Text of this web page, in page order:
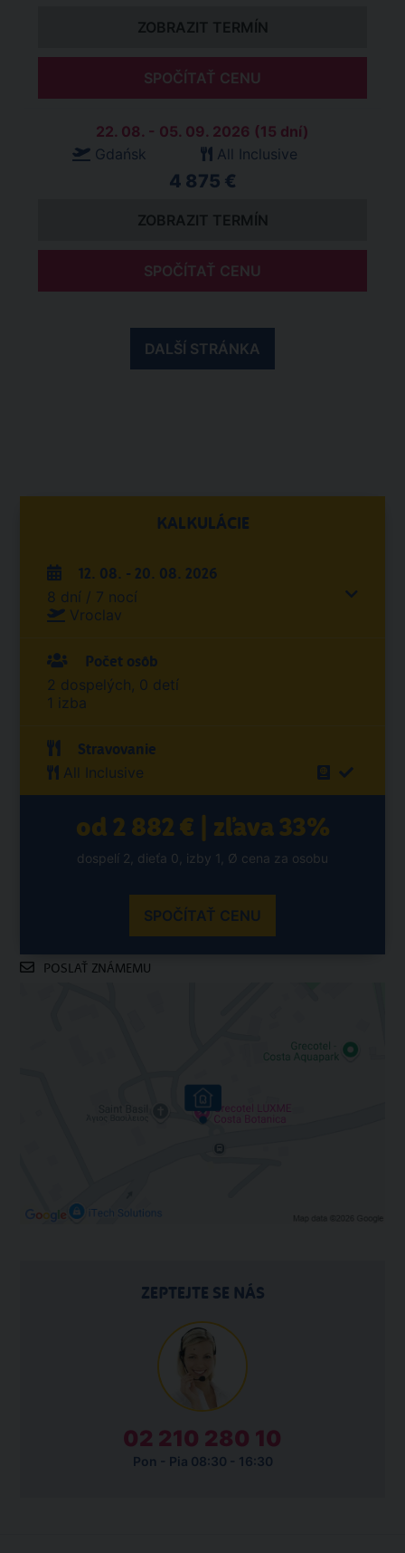
ZOBRAZIT TERMÍN
SPOČÍTAŤ CENU
22. 08. - 05. 09. 2026 (15 dní)
Gdańsk
All Inclusive
4 875 €
ZOBRAZIT TERMÍN
SPOČÍTAŤ CENU
DALŠÍ STRÁNKA
KALKULÁCIE
12. 08. - 20. 08. 2026
8 dní / 7 nocí
Vroclav
Počet osôb
2 dospelých, 0 detí
1 izba
Stravovanie
All Inclusive
od 2 882 € | zľava 33%
dospelí 2, dieťa 0, izby 1, Ø cena za osobu
SPOČÍTAŤ CENU
POSLAŤ ZNÁMEMU
ZEPTEJTE SE NÁS
02 210 280 10
Pon - Pia 08:30 - 16:30